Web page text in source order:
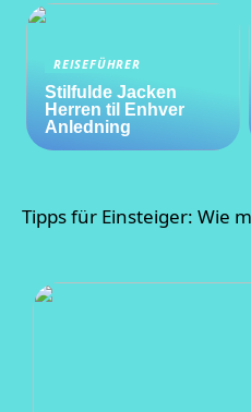
REISEFÜHRER
Stilfulde Jacken
Herren til Enhver
Anledning
Tipps für Einsteiger: Wie